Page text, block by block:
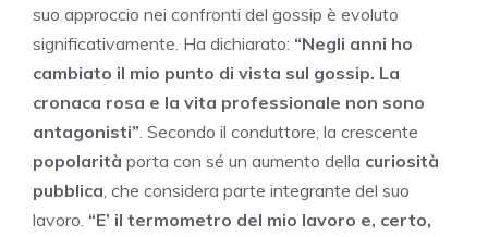
suo approccio nei confronti del gossip è evoluto
significativamente. Ha dichiarato: “Negli anni ho
cambiato il mio punto di vista sul gossip. La
cronaca rosa e la vita professionale non sono
antagonisti”. Secondo il conduttore, la crescente
popolarità porta con sé un aumento della curiosità
pubblica, che considera parte integrante del suo
lavoro. “E’ il termometro del mio lavoro e, certo,